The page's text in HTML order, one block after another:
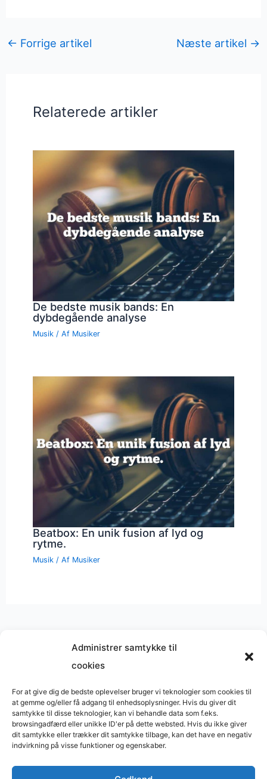
Administrer samtykke til
cookies
For at give dig de bedste oplevelser bruger vi teknologier som cookies til
at gemme og/eller få adgang til enhedsoplysninger. Hvis du giver dit
samtykke til disse teknologier, kan vi behandle data som f.eks.
browsingadfærd eller unikke ID'er på dette websted. Hvis du ikke giver
dit samtykke eller trækker dit samtykke tilbage, kan det have en negativ
indvirkning på visse funktioner og egenskaber.
← Forrige artikel Næste artikel →
Relaterede artikler
De bedste musik bands: En
dybdegående analyse
Musik / Af Musiker
Beatbox: En unik fusion af lyd og
rytme.
Musik / Af Musiker
Musik på
Copyright © 2026 BasimWorld
Udviklet afWebbureau.dk
Bygget medWordPress